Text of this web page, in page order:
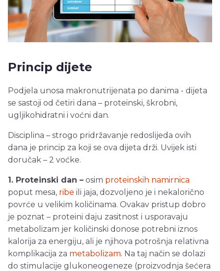
Princip dijete
Podjela unosa makronutrijenata po danima - dijeta
se sastoji od četiri dana – proteinski, škrobni,
ugljikohidratni i voćni dan.
Disciplina – strogo pridržavanje redoslijeda ovih
dana je princip za koji se ova dijeta drži. Uvijek isti
doručak – 2 voćke.
1. Proteinski dan – osim proteinskih namirnica
poput mesa, ribe ili jaja, dozvoljeno je i nekalorično
povrće u velikim količinama. Ovakav pristup dobro
je poznat – proteini daju zasitnost i usporavaju
metabolizam jer količinski donose potrebni iznos
kalorija za energiju, ali je njihova potrošnja relativna
komplikacija za metabolizam. Na taj način se dolazi
do stimulacije glukoneogeneze (proizvodnja šećera